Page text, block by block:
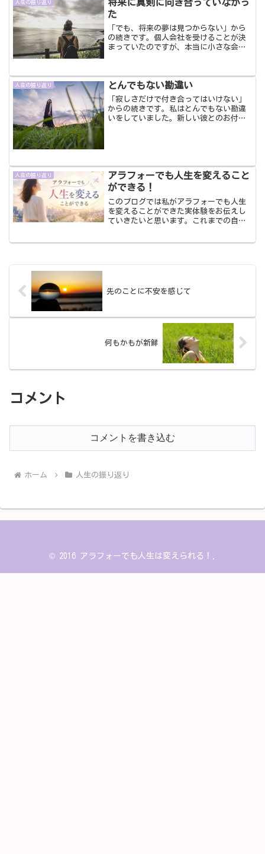
（今思えば全くないわけがな...
人生の振り返り
将来に真剣に向き合っていなかっ
た
「でも、将来の夢は見つからない」から
の続きです。個人会社を受けることが決
まっていたのですが、本当に小さな会社
とお知り合いの先生がいらして、その先
生と共に会社へ行き、ゆる...
人生の振り返り とんでもない勘違い
「寂しさだけで付き合ってはいけない」
からの続きです。私はとんでもない勘違
いをしていました。新しい彼とのお付き
人生の振り返り
アラフォーでも人生を変えること
ができる！
このブログでは私がアラフォーでも人生
を変えることができた実体験をお伝えし
ていきたいと思います。これまでの自分
先のことに不安を感じて
何もかもが新鮮
コメント
コメントを書き込む
ホーム 人生の振り返り
© 2016 アラフォーでも人生は変えられる！.